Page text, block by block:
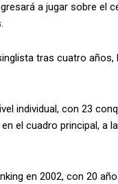
a jugar sobre el
tras cuatro años,
individual, con 23
el cuadro principal, a
en 2002, con 20